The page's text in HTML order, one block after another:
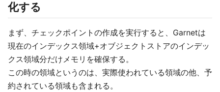
化する
まず、チェックポイントの作成を実行すると、Garnetは
現在のインデックス領域+オブジェクトストアのインデッ
クス領域分だけメモリを確保する。
この時の領域というのは、実際使われている領域の他、予
約されている領域も含まれる。